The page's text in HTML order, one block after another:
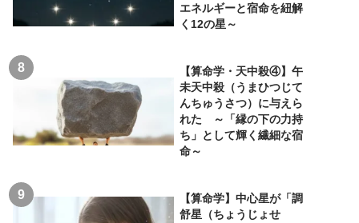
エネルギーと宿命を紐解
く12の星～
【算命学・天中殺④】午
未天中殺（うまひつじて
んちゅうさつ）に与えら
れた ～「縁の下の力持
ち」として輝く繊細な宿
命～
【算命学】中心星が「調
舒星（ちょうじょせ